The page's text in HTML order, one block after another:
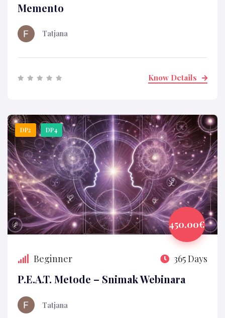
Memento
Tatjana
Know Details
450.00€
DP2 DP4
Beginner 365 Days
P.E.A.T. Metode – Snimak Webinara
Tatjana